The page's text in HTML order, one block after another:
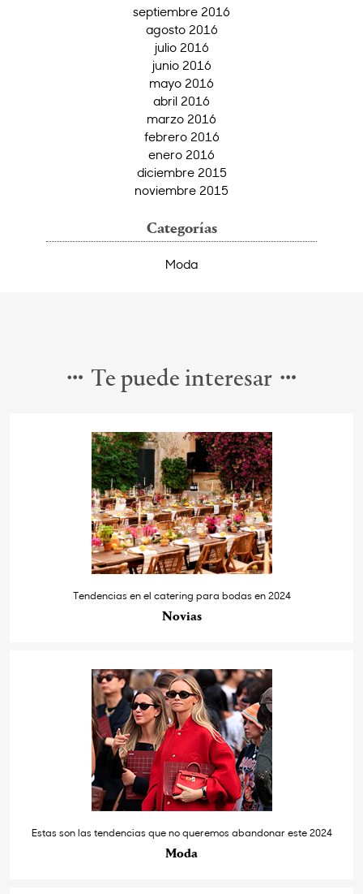
septiembre 2016
agosto 2016
julio 2016
junio 2016
mayo 2016
abril 2016
marzo 2016
febrero 2016
enero 2016
diciembre 2015
noviembre 2015
Categorías
Moda
Te puede interesar
Tendencias en el catering para bodas en 2024
Novias
Estas son las tendencias que no queremos abandonar este 2024
Moda